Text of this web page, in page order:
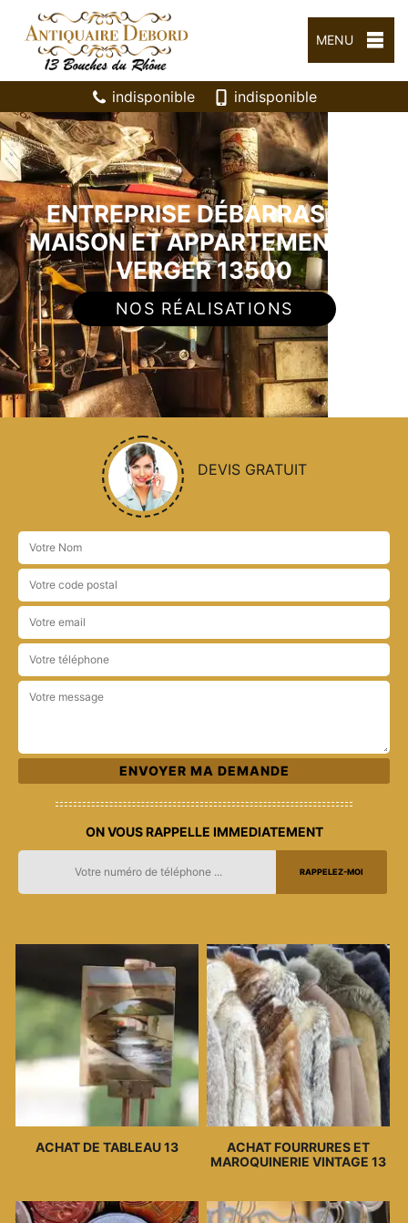
MENU
indisponible indisponible
ENTREPRISE DÉBARRAS DE
MAISON ET APPARTEMENT LE
VERGER 13500
NOS RÉALISATIONS
DEVIS GRATUIT
ON VOUS RAPPELLE IMMEDIATEMENT
ACHAT DE TABLEAU 13
ACHAT FOURRURES ET
MAROQUINERIE VINTAGE 13